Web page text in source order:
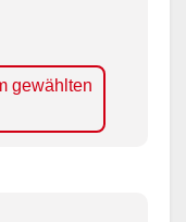
gewählten